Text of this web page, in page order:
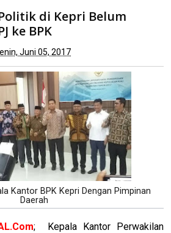
Belum Menyerahkan LPJ ke BPK
di Kepri Belum
ke BPK
Juni 05, 2017
Kantor BPK Kepri Dengan Pimpinan
Daerah
; Kepala Kantor Perwakilan